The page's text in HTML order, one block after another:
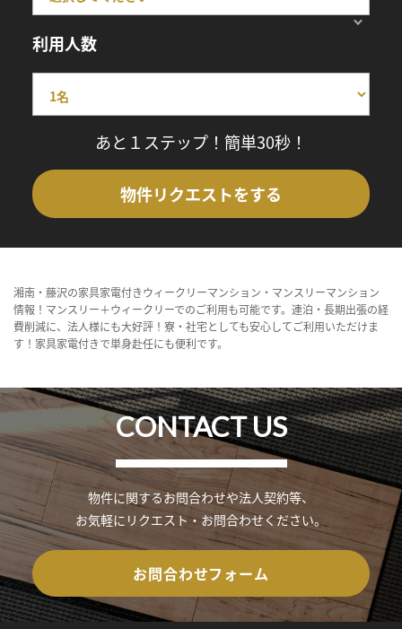
利用人数
あと１ステップ！簡単30秒！
物件リクエストをする
湘南・藤沢の家具家電付きウィークリーマンション・マンスリーマンション
情報！マンスリー＋ウィークリーでのご利用も可能です。連泊・長期出張の経
費削減に、法人様にも大好評！寮・社宅としても安心してご利用いただけま
す！家具家電付きで単身赴任にも便利です。
CONTACT US
物件に関するお問合わせや法人契約等、
お気軽にリクエスト・お問合わせください。
お問合わせフォーム